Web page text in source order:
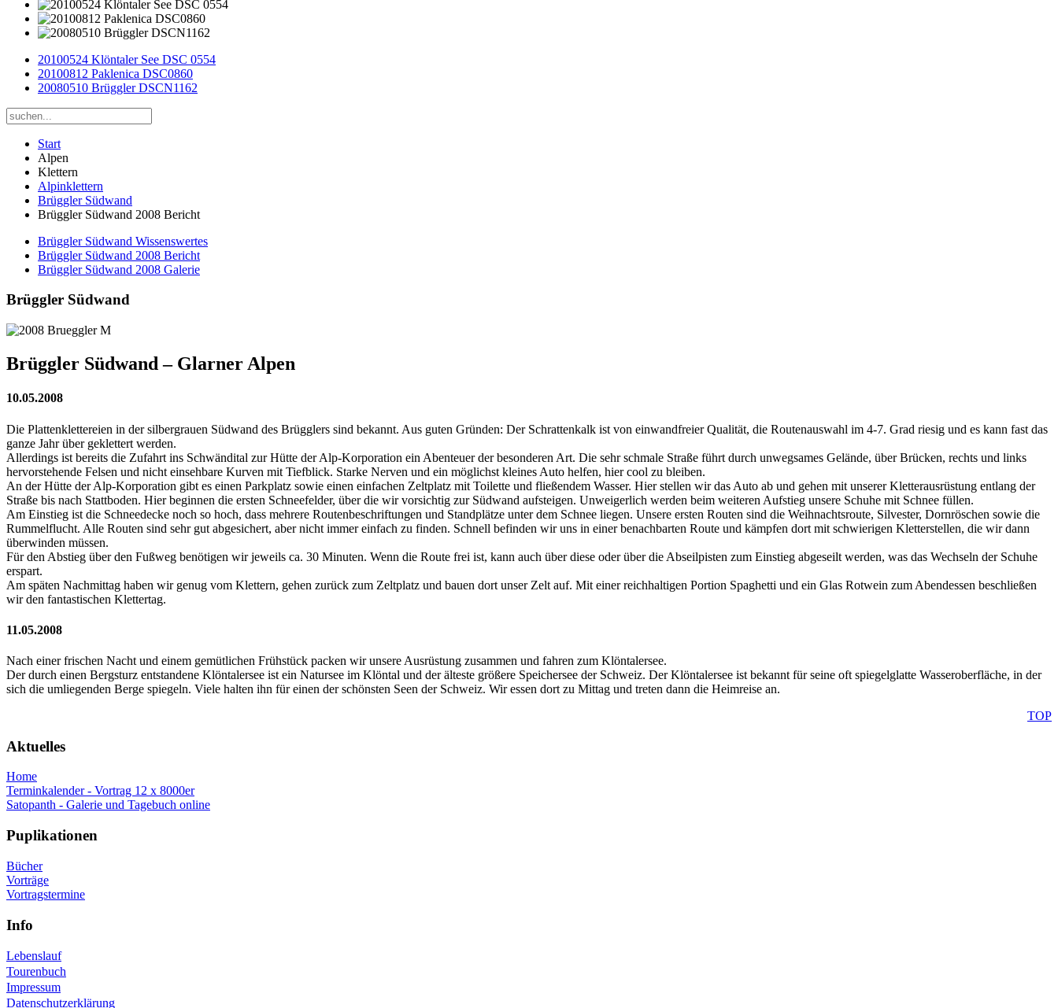
20100524 Klöntaler See DSC 0554
20100812 Paklenica DSC0860
20080510 Brüggler DSCN1162
Start
Alpen
Klettern
Alpinklettern
Brüggler Südwand
Brüggler Südwand 2008 Bericht
Brüggler Südwand Wissenswertes
Brüggler Südwand 2008 Bericht
Brüggler Südwand 2008 Galerie
Brüggler Südwand
Brüggler Südwand – Glarner Alpen
10.05.2008
Die Plattenklettereien in der silbergrauen Südwand des Brügglers sind bekannt. Aus guten Gründen: Der Schrattenkalk ist von einwandfreier Qualität, die Routenauswahl im 4-7. Grad riesig und es kann fast das
ganze Jahr über geklettert werden.
Allerdings ist bereits die Zufahrt ins Schwändital zur Hütte der Alp-Korporation ein Abenteuer der besonderen Art. Die sehr schmale Straße führt durch unwegsames Gelände, über Brücken, rechts und links
hervorstehende Felsen und nicht einsehbare Kurven mit Tiefblick. Starke Nerven und ein möglichst kleines Auto helfen, hier cool zu bleiben.
An der Hütte der Alp-Korporation gibt es einen Parkplatz sowie einen einfachen Zeltplatz mit Toilette und fließendem Wasser. Hier stellen wir das Auto ab und gehen mit unserer Kletterausrüstung entlang der
Straße bis nach Stattboden. Hier beginnen die ersten Schneefelder, über die wir vorsichtig zur Südwand aufsteigen. Unweigerlich werden beim weiteren Aufstieg unsere Schuhe mit Schnee füllen.
Am Einstieg ist die Schneedecke noch so hoch, dass mehrere Routenbeschriftungen und Standplätze unter dem Schnee liegen. Unsere ersten Routen sind die Weihnachtsroute, Silvester, Dornröschen sowie die
Rummelflucht. Alle Routen sind sehr gut abgesichert, aber nicht immer einfach zu finden. Schnell befinden wir uns in einer benachbarten Route und kämpfen dort mit schwierigen Kletterstellen, die wir dann
überwinden müssen.
Für den Abstieg über den Fußweg benötigen wir jeweils ca. 30 Minuten. Wenn die Route frei ist, kann auch über diese oder über die Abseilpisten zum Einstieg abgeseilt werden, was das Wechseln der Schuhe
erspart.
Am späten Nachmittag haben wir genug vom Klettern, gehen zurück zum Zeltplatz und bauen dort unser Zelt auf. Mit einer reichhaltigen Portion Spaghetti und ein Glas Rotwein zum Abendessen beschließen
wir den fantastischen Klettertag.
11.05.2008
Nach einer frischen Nacht und einem gemütlichen Frühstück packen wir unsere Ausrüstung zusammen und fahren zum Klöntalersee.
Der durch einen Bergsturz entstandene Klöntalersee ist ein Natursee im Klöntal und der älteste größere Speichersee der Schweiz. Der Klöntalersee ist bekannt für seine oft spiegelglatte Wasseroberfläche, in der
sich die umliegenden Berge spiegeln. Viele halten ihn für einen der schönsten Seen der Schweiz. Wir essen dort zu Mittag und treten dann die Heimreise an.
TOP
Aktuelles
Home
Terminkalender - Vortrag 12 x 8000er
Satopanth - Galerie und Tagebuch online
Puplikationen
Bücher
Vorträge
Vortragstermine
Info
Lebenslauf
Tourenbuch
Impressum
Datenschutzerklärung